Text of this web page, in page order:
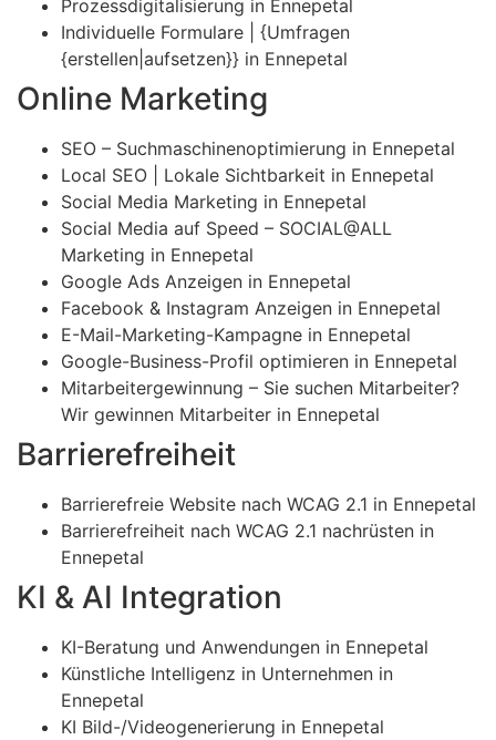
Prozessdigitalisierung in Ennepetal
Individuelle Formulare | {Umfragen
{erstellen|aufsetzen}} in Ennepetal
Online Marketing
SEO – Suchmaschinenoptimierung in Ennepetal
Local SEO | Lokale Sichtbarkeit in Ennepetal
Social Media Marketing in Ennepetal
Social Media auf Speed – SOCIAL@ALL
Marketing in Ennepetal
Google Ads Anzeigen in Ennepetal
Facebook & Instagram Anzeigen in Ennepetal
E-Mail-Marketing-Kampagne in Ennepetal
Google-Business-Profil optimieren in Ennepetal
Mitarbeitergewinnung – Sie suchen Mitarbeiter?
Wir gewinnen Mitarbeiter in Ennepetal
Barrierefreiheit
Barrierefreie Website nach WCAG 2.1 in Ennepetal
Barrierefreiheit nach WCAG 2.1 nachrüsten in
Ennepetal
KI & AI Integration
KI-Beratung und Anwendungen in Ennepetal
Künstliche Intelligenz in Unternehmen in
Ennepetal
KI Bild-/Videogenerierung in Ennepetal